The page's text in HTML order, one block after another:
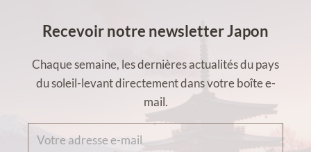
Recevoir notre newsletter Japon
Chaque semaine, les dernières actualités du pays
du soleil-levant directement dans votre boîte e-
mail.